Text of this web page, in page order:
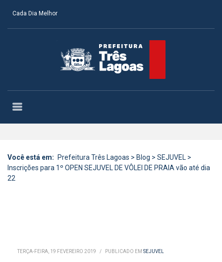
Cada Dia Melhor
Você está em: Prefeitura Três Lagoas > Blog > SEJUVEL >
Inscrições para 1º OPEN SEJUVEL DE VÔLEI DE PRAIA vão até dia
22
TERÇA-FEIRA, 19 FEVEREIRO 2019 / PUBLICADO EM SEJUVEL